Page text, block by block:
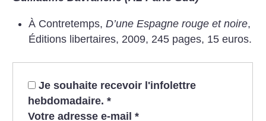
À Contretemps, D’une Espagne rouge et noire,
Éditions libertaires, 2009, 245 pages, 15 euros.
Je souhaite recevoir l'infolettre
hebdomadaire. *
Votre adresse e-mail *